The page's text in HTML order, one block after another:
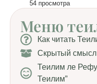
54 просмотра
Меню
Как читать
Скрытый
Теилим ле
Теилим”